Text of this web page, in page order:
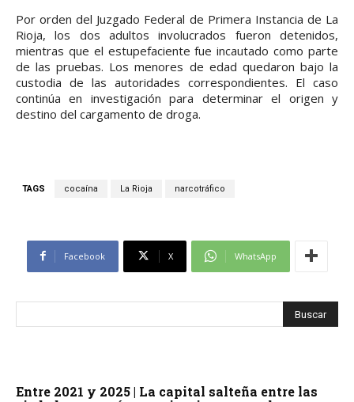
Por orden del Juzgado Federal de Primera Instancia de La
Rioja, los dos adultos involucrados fueron detenidos,
mientras que el estupefaciente fue incautado como parte
de las pruebas. Los menores de edad quedaron bajo la
custodia de las autoridades correspondientes. El caso
continúa en investigación para determinar el origen y
destino del cargamento de droga.
TAGS cocaína La Rioja narcotráfico
Facebook X WhatsApp
Entre 2021 y 2025 | La capital salteña entre las